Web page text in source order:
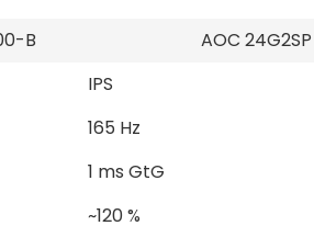
B AOC 24G2SP
IPS
165 Hz
1 ms GtG
~120 %